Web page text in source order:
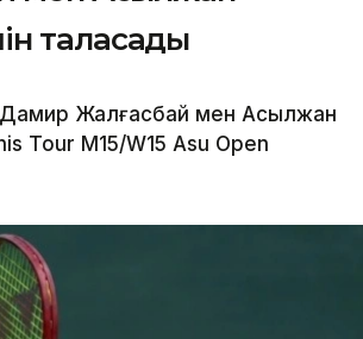
таласады
Дамир Жалғасбай мен Асылжан
Tour M15/W15 Asu Open